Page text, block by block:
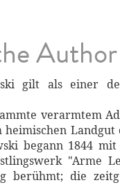
Author
gilt als einer
verarmtem
begann 1844
"Arme
berühmt; die